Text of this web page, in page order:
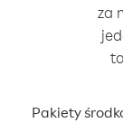
za
Pakiety